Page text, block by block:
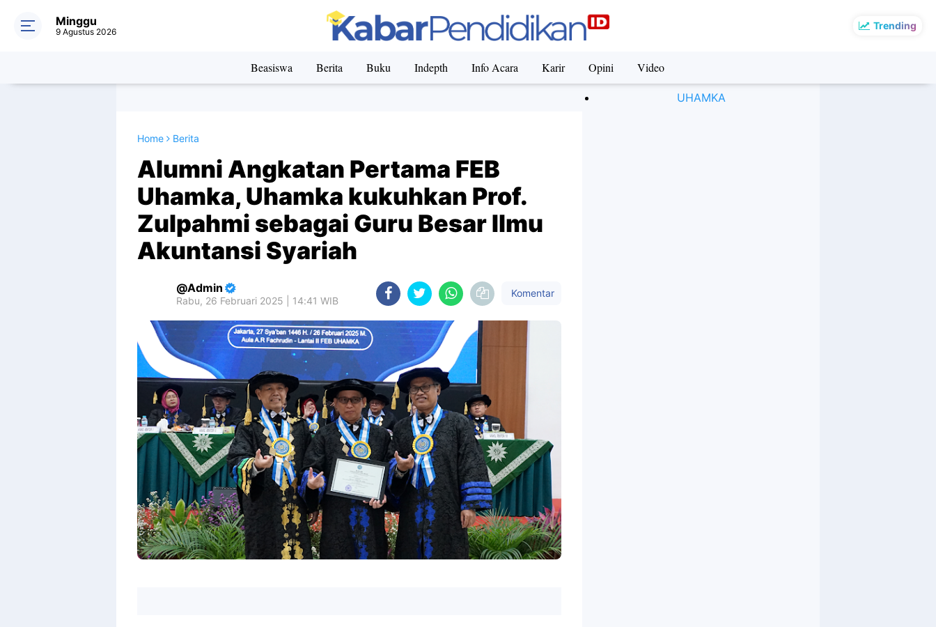
Trending
Minggu
9 Agustus 2026
Beasiswa Berita Buku Indepth Info Acara Karir Opini Video
Home Berita
Alumni Angkatan Pertama FEB
Uhamka, Uhamka kukuhkan Prof.
Zulpahmi sebagai Guru Besar Ilmu
Akuntansi Syariah
Admin
Rabu, 26 Februari 2025 | 14:41 WIB
Komentar
UHAMKA